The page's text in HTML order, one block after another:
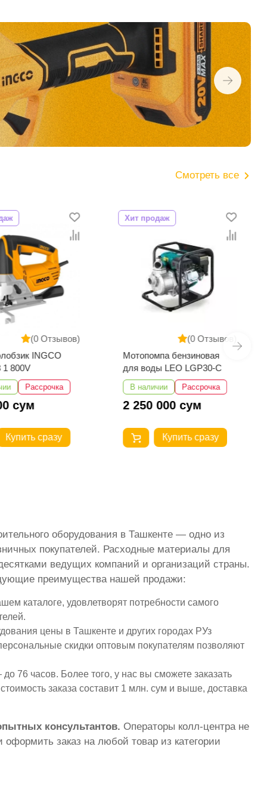
Смотреть все
(0 Отзывов)
INGCO
1 800V
Рассрочка
сум
Купить сразу
(0 Отзывов)
Хит продаж
Мотопомпа бензиновая
для воды LEO LGP30-C
В наличии Рассрочка
2 250 000 сум
Купить сразу
оборудования в Ташкенте — одно из
покупателей. Расходные материалы для
ведущих компаний и организаций страны.
преимущества нашей продажи:
каталоге, удовлетворят потребности самого
цены в Ташкенте и других городах РУз
скидки оптовым покупателям позволяют
76 часов. Более того, у нас вы сможете заказать
заказа составит 1 млн. сум и выше, доставка
консультантов. Операторы колл-центра не
заказ на любой товар из категории